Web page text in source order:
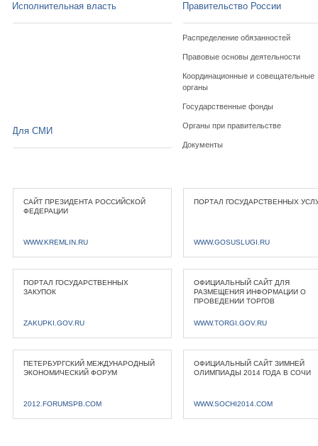
Исполнительная власть Правительство России
Распределение обязанностей
Правовые основы деятельности
Координационные и совещательные
органы
Государственные фонды
Органы при правительстве
Документы
Для СМИ
САЙТ ПРЕЗИДЕНТА РОССИЙСКОЙ
ФЕДЕРАЦИИ
WWW.KREMLIN.RU
ПОРТАЛ ГОСУДАРСТВЕННЫХ
WWW.GOSUSLUGI.RU
ПОРТАЛ ГОСУДАРСТВЕННЫХ
ЗАКУПОК
ZAKUPKI.GOV.RU
ОФИЦИАЛЬНЫЙ САЙТ ДЛЯ
РАЗМЕЩЕНИЯ ИНФОРМАЦИИ О
ПРОВЕДЕНИИ ТОРГОВ
WWW.TORGI.GOV.RU
ПЕТЕРБУРГСКИЙ МЕЖДУНАРОДНЫЙ
ЭКОНОМИЧЕСКИЙ ФОРУМ
2012.FORUMSPB.COM
ОФИЦИАЛЬНЫЙ САЙТ ЗИМНЕЙ
ОЛИМПИАДЫ 2014 ГОДА В СОЧИ
WWW.SOCHI2014.COM